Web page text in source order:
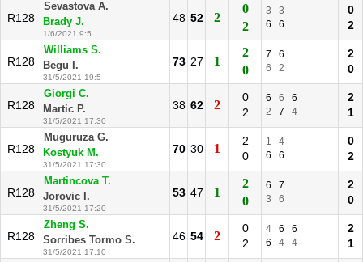
R128
Sevastova A.
Brady J.
1/6/2021 9:5
48 52 2
0
2
3
3
6
6
0
2
R128
Williams S.
Begu I.
31/5/2021 19:5
73 27 1
2
0
7
6
6
2
2
0
R128
Giorgi C.
Martic P.
31/5/2021 17:30
38 62 2
0
2
6 6
6
2
7 4
2
1
R128
Muguruza G.
Kostyuk M.
31/5/2021 17:30
70 30 1
2
0
1
4
6
6
0
2
R128
Martincova T.
Jorovic I.
31/5/2021 17:20
53 47 1
2
0
6
7
3
6
2
0
R128
Zheng S.
Sorribes Tormo S.
31/5/2021 17:10
46 54 2
0
2
4 6
6
6
4 4
2
1